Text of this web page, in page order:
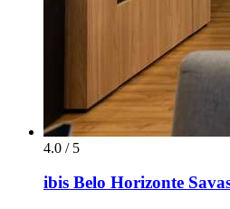
4.0 / 5
ibis Belo Horizonte